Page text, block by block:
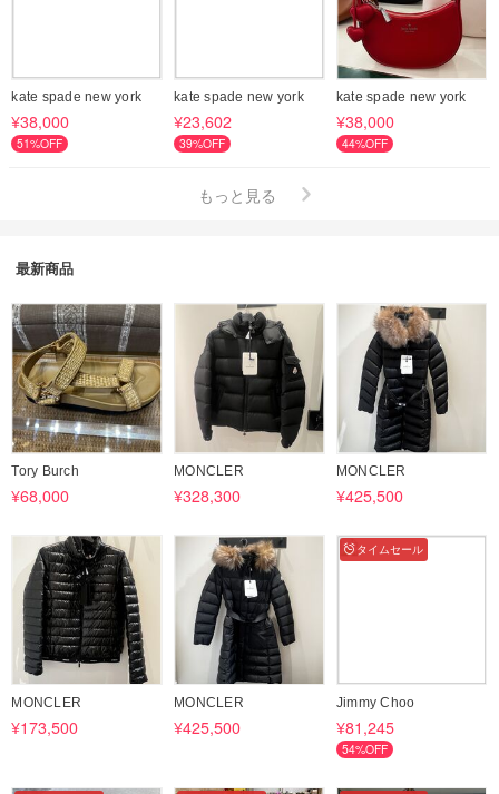
kate spade new york
¥38,000
51%OFF
kate spade new york
¥23,602
39%OFF
kate spade new york
¥38,000
44%OFF
もっと見る
最新商品
Tory Burch
¥68,000
MONCLER
¥328,300
MONCLER
¥425,500
MONCLER
¥173,500
MONCLER
¥425,500
タイムセール
Jimmy Choo
¥81,245
54%OFF